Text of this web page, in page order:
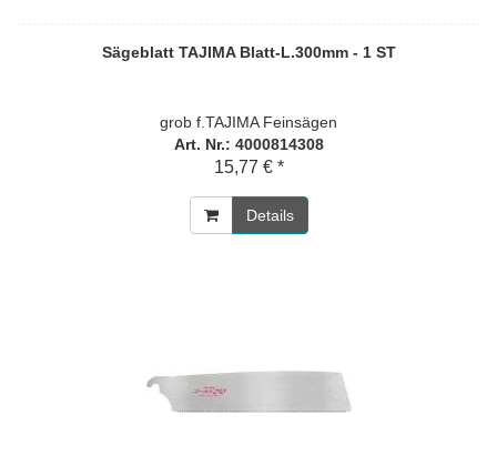
Sägeblatt TAJIMA Blatt-L.300mm - 1 ST
grob f.TAJIMA Feinsägen
Art. Nr.: 4000814308
15,77 € *
Details